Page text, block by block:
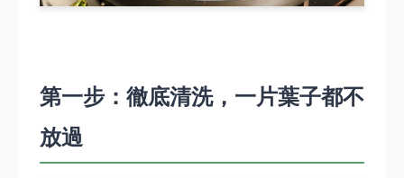
第一步：徹底清洗，一片葉子都不
放過